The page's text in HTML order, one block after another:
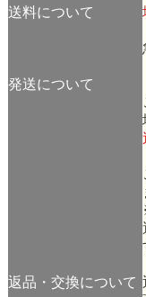
送料について
発送について
返品・交換について